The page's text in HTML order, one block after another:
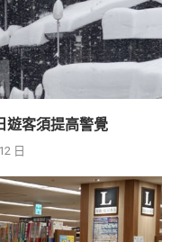
遊客須提高警覺
日